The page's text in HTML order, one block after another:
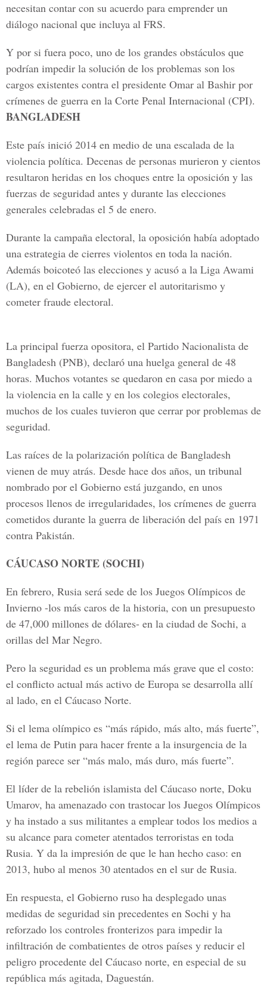
necesitan contar con su acuerdo para emprender un
diálogo nacional que incluya al FRS.
Y por si fuera poco, uno de los grandes obstáculos que
podrían impedir la solución de los problemas son los
cargos existentes contra el presidente Omar al Bashir por
crímenes de guerra en la Corte Penal Internacional (CPI).
BANGLADESH
Este país inició 2014 en medio de una escalada de la
violencia política. Decenas de personas murieron y cientos
resultaron heridas en los choques entre la oposición y las
fuerzas de seguridad antes y durante las elecciones
generales celebradas el 5 de enero.
Durante la campaña electoral, la oposición había adoptado
una estrategia de cierres violentos en toda la nación.
Además boicoteó las elecciones y acusó a la Liga Awami
(LA), en el Gobierno, de ejercer el autoritarismo y
cometer fraude electoral.
La principal fuerza opositora, el Partido Nacionalista de
Bangladesh (PNB), declaró una huelga general de 48
horas. Muchos votantes se quedaron en casa por miedo a
la violencia en la calle y en los colegios electorales,
muchos de los cuales tuvieron que cerrar por problemas de
seguridad.
Las raíces de la polarización política de Bangladesh
vienen de muy atrás. Desde hace dos años, un tribunal
nombrado por el Gobierno está juzgando, en unos
procesos llenos de irregularidades, los crímenes de guerra
cometidos durante la guerra de liberación del país en 1971
contra Pakistán.
CÁUCASO NORTE (SOCHI)
En febrero, Rusia será sede de los Juegos Olímpicos de
Invierno -los más caros de la historia, con un presupuesto
de 47,000 millones de dólares- en la ciudad de Sochi, a
orillas del Mar Negro.
Pero la seguridad es un problema más grave que el costo:
el conflicto actual más activo de Europa se desarrolla allí
al lado, en el Cáucaso Norte.
Si el lema olímpico es “más rápido, más alto, más fuerte”,
el lema de Putin para hacer frente a la insurgencia de la
región parece ser “más malo, más duro, más fuerte”.
El líder de la rebelión islamista del Cáucaso norte, Doku
Umarov, ha amenazado con trastocar los Juegos Olímpicos
y ha instado a sus militantes a emplear todos los medios a
su alcance para cometer atentados terroristas en toda
Rusia. Y da la impresión de que le han hecho caso: en
2013, hubo al menos 30 atentados en el sur de Rusia.
En respuesta, el Gobierno ruso ha desplegado unas
medidas de seguridad sin precedentes en Sochi y ha
reforzado los controles fronterizos para impedir la
infiltración de combatientes de otros países y reducir el
peligro procedente del Cáucaso norte, en especial de su
república más agitada, Daguestán.